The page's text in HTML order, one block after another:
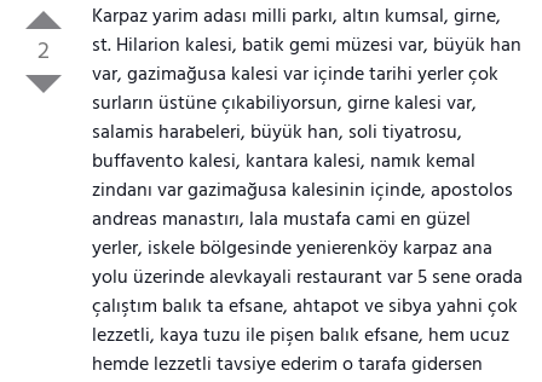
2
Karpaz yarim adası milli parkı, altın kumsal, girne,
st. Hilarion kalesi, batik gemi müzesi var, büyük han
var, gazimağusa kalesi var içinde tarihi yerler çok
surların üstüne çıkabiliyorsun, girne kalesi var,
salamis harabeleri, büyük han, soli tiyatrosu,
buffavento kalesi, kantara kalesi, namık kemal
zindanı var gazimağusa kalesinin içinde, apostolos
andreas manastırı, lala mustafa cami en güzel
yerler, iskele bölgesinde yenierenköy karpaz ana
yolu üzerinde alevkayali restaurant var 5 sene orada
çalıştım balık ta efsane, ahtapot ve sibya yahni çok
lezzetli, kaya tuzu ile pişen balık efsane, hem ucuz
hemde lezzetli tavsiye ederim o tarafa gidersen